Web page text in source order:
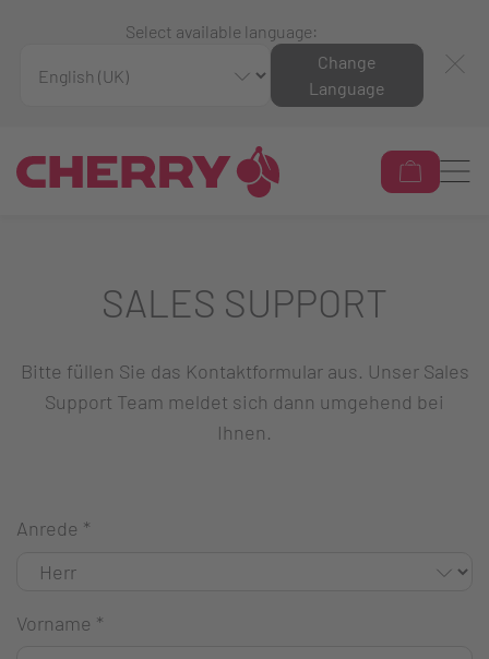
Select available language:
Change
Language
SALES SUPPORT
Bitte füllen Sie das Kontaktformular aus. Unser Sales
Support Team meldet sich dann umgehend bei
Ihnen.
Anrede *
Vorname *